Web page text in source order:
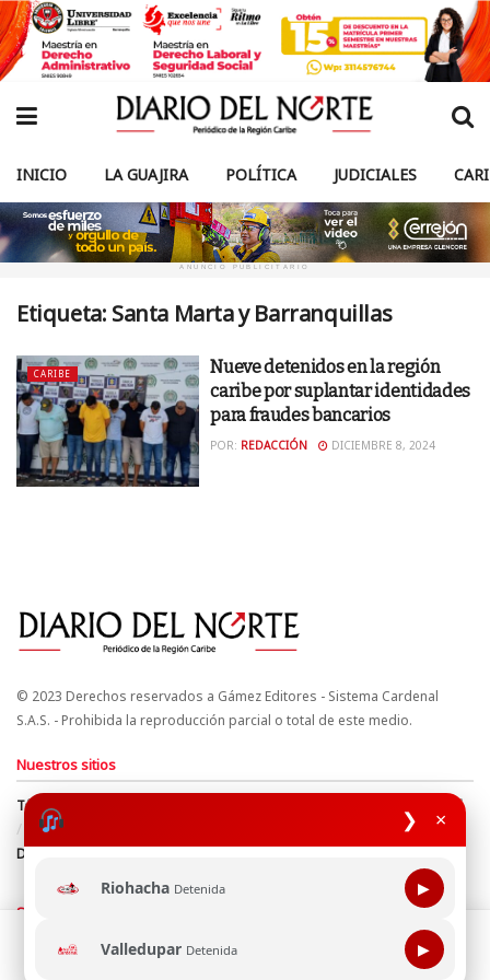
❯ ×
Riohacha Detenida ▶
Valledupar Detenida ▶
INICIO LA GUAJIRA POLÍTICA JUDICIALES
ANUNCIO PUBLICITARIO
Etiqueta: Santa Marta y Barranquillas
CARIBE
Nueve detenidos en la región
caribe por suplantar identidades
para fraudes bancarios
POR: REDACCIÓN DICIEMBRE 8, 2024
© 2023 Derechos reservados a Gámez Editores - Sistema Cardenal
S.A.S. - Prohibida la reproducción parcial o total de este medio.
Nuestros sitios
Términos y Condiciones
Derechos de Autor y Propiedad Intelectual
Política de uso de cookies
Política de Tratamiento de Datos
Directrices Editoriales
Síguenos
Esta página web usa cookie para mejorar tu experiencia de
navegación, al continuar aceptas nuestra política de uso de